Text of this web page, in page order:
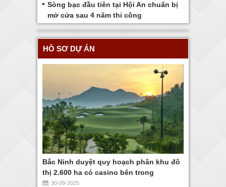
Sòng bạc đầu tiên tại Hội An chuẩn bị
mở cửa sau 4 năm thi công
HỒ SƠ DỰ ÁN
Bắc Ninh duyệt quy hoạch phân khu đô
thị 2.600 ha có casino bên trong
30-09-2025